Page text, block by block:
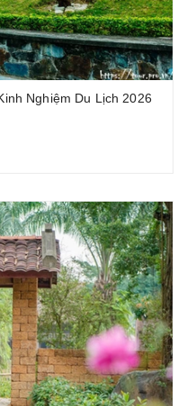
Nghiệm Du Lịch 2026